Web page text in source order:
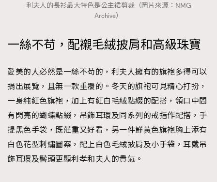
利夫人的長衫最大特色是公主裙剪裁（圖片來源：NMG
Archive）
一絲不苟，配襯毛絨披肩和高級珠寶
愛美的人必然是一絲不苟的，利夫人擁有的旗袍多得可以
捐出展覽，且無一款重覆的。冬天的旗袍可見精心打扮，
一身純紅色旗袍，加上有紅白毛絨點綴的配搭，領口中間
有閃亮的蝴蝶點綴，吊飾耳環及同系列的戒指作配搭，手
提黑色手袋，既莊重又好看，另一件鮮黃色旗袍胸上添有
白色花型刺繡圖案，配上白色毛絨披肩及小手袋，耳戴吊
飾耳環及髻頭更顯利孝和夫人的貴氣。